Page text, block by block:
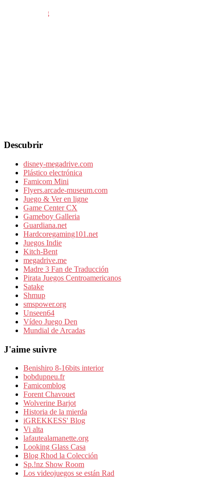
Descubrir
disney-megadrive.com
Plástico electrónica
Famicom Mini
Flyers.arcade-museum.com
Juego & Ver en ligne
Game Center CX
Gameboy Galleria
Guardiana.net
Hardcoregaming101.net
Juegos Indie
Kitch-Bent
megadrive.me
Madre 3 Fan de Traducción
Pirata Juegos Centroamericanos
Satake
Shmup
smspower.org
Unseen64
Vídeo Juego Den
Mundial de Arcadas
J'aime suivre
Benishiro 8-16bits interior
bobdupneu.fr
Famicomblog
Forent Chavouet
Wolverine Barjot
Historia de la mierda
iGREKKESS' Blog
Vi alta
lafautealamanette.org
Looking Glass Casa
Blog Rhod la Colección
Sp.!nz Show Room
Los videojuegos se están Rad